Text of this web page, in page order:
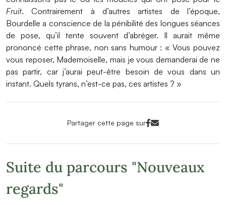
Fruit. Contrairement à d’autres artistes de l’époque,
Bourdelle a conscience de la pénibilité des longues séances
de pose, qu’il tente souvent d’abréger. Il aurait même
prononcé cette phrase, non sans humour : « Vous pouvez
vous reposer, Mademoiselle, mais je vous demanderai de ne
pas partir, car j’aurai peut-être besoin de vous dans un
instant. Quels tyrans, n’est-ce pas, ces artistes ? »
Partager cette page surFacebook<
Mail<
Suite du parcours "Nouveaux
regards"